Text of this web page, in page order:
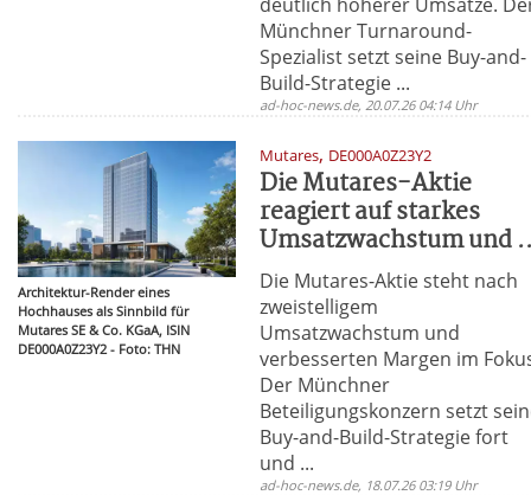
Münchner Turnaround-
Spezialist setzt seine Buy-and-
Build-Strategie ...
ad-hoc-news.de, 20.07.26 04:14 Uhr
Architektur-Render eines
Hochhauses als Sinnbild für
Mutares SE & Co. KGaA, ISIN
DE000A0Z23Y2 - Foto: THN
Mutares, DE000A0Z23Y2
Die Mutares-Aktie
reagiert auf starkes
Umsatzwachstum und
Die Mutares-Aktie steht nach
zweistelligem
Umsatzwachstum und
verbesserten Margen im
Der Münchner
Beteiligungskonzern setzt
Buy-and-Build-Strategie fort
und ...
ad-hoc-news.de, 18.07.26 03:19 Uhr